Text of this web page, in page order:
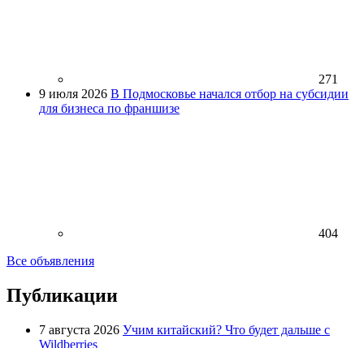
271
9 июля 2026 В Подмосковье начался отбор на субсидии
для бизнеса по франшизе
404
Все объявления
Публикации
7 августа 2026 Учим китайский? Что будет дальше с
Wildberries